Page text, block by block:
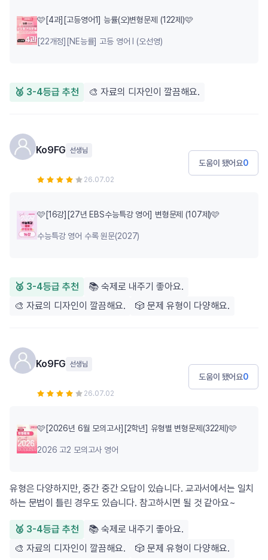
🩷[4과][고등영어1] 능률(오)변형문제 (122제)🩷
[22개정][NE능률] 고등 영어 Ⅰ (오선영)
🥈 3-4등급 추천 🎨 자료의 디자인이 깔끔해요.
Ko9FG 선생님
26.07.02
도움이 됐어요0
🩷[16강][27년 EBS수능특강 영어] 변형문제 (107제)🩷
수능특강 영어 수록 원문(2027)
🥈 3-4등급 추천
📚 숙제로 내주기 좋아요.
🎨 자료의 디자인이 깔끔해요.
🎲 문제 유형이 다양해요.
Ko9FG 선생님
26.07.02
도움이 됐어요0
🩷[2026년 6월 모의고사][2학년] 유형별 변형문제(322제)🩷
2026 고2 모의고사 영어
유형은 다양하지만, 중간 중간 오답이 있습니다. 교과서에서는 일치
하는 문법이 틀린 경우도 있습니다. 참고하시면 될 것 같아요~
🥈 3-4등급 추천
📚 숙제로 내주기 좋아요.
🎨 자료의 디자인이 깔끔해요.
🎲 문제 유형이 다양해요.